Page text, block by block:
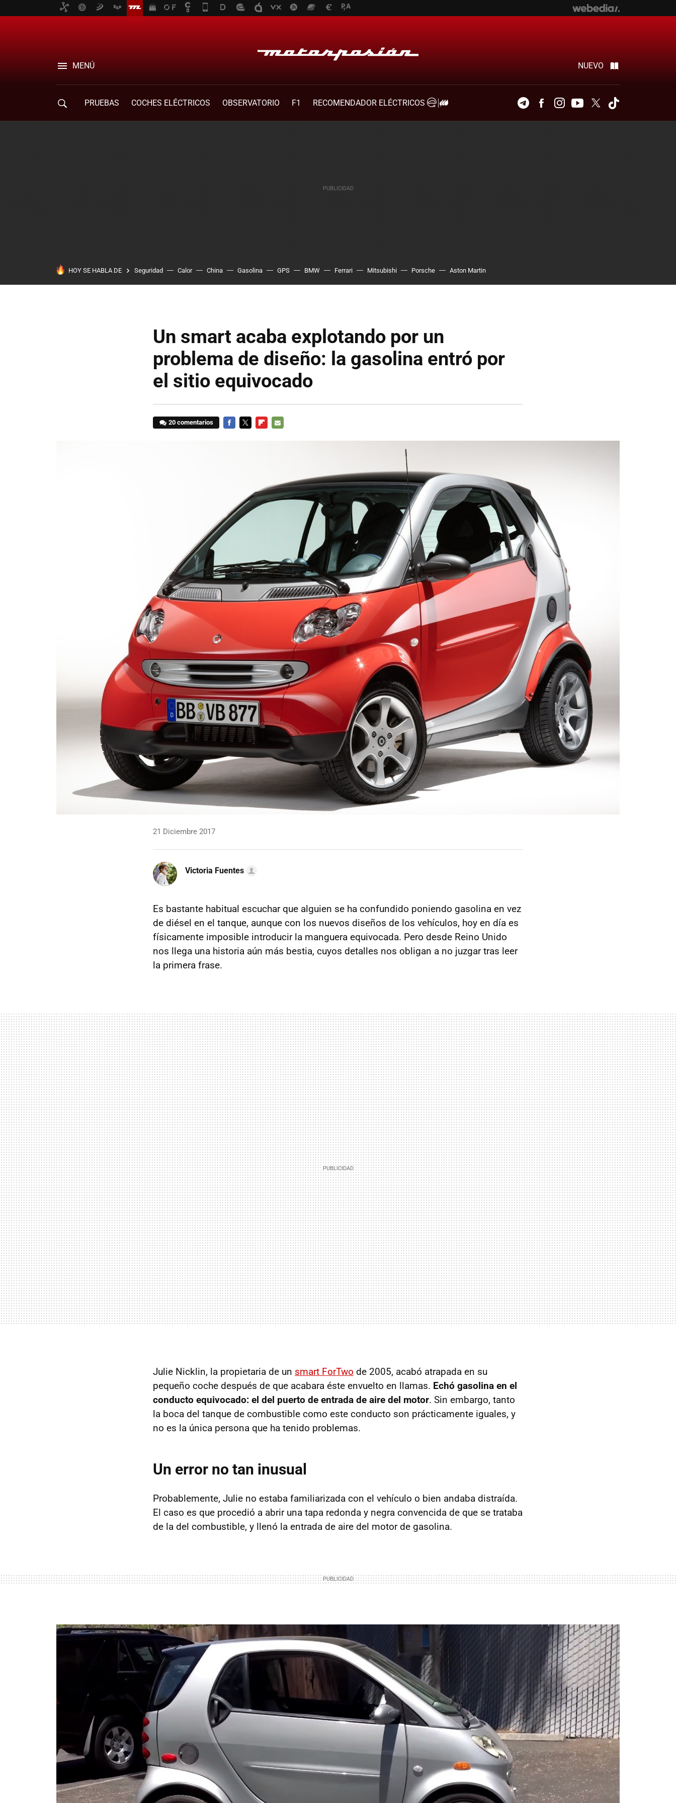
MENÚ NUEVO
PRUEBAS COCHES ELÉCTRICOS OBSERVATORIO F1
RECOMENDADOR ELÉCTRICOS
TelegramFacebookInstagramYoutubeTwitter
HOY SE HABLA DE Seguridad Calor China Gasolina GPS BMW Ferrari Mitsubishi Porsche Aston Martin
Un smart acaba explotando por un
problema de diseño: la gasolina entró por
el sitio equivocado
20 comentarios
21 Diciembre 2017
Victoria Fuentes
Es bastante habitual escuchar que alguien se ha confundido poniendo gasolina en vez
de diésel en el tanque, aunque con los nuevos diseños de los vehículos, hoy en día es
físicamente imposible introducir la manguera equivocada. Pero desde Reino Unido
nos llega una historia aún más bestia, cuyos detalles nos obligan a no juzgar tras leer
la primera frase.
Julie Nicklin, la propietaria de un smart ForTwo de 2005, acabó atrapada en su
pequeño coche después de que acabara éste envuelto en llamas. Echó gasolina en el
conducto equivocado: el del puerto de entrada de aire del motor. Sin embargo, tanto
la boca del tanque de combustible como este conducto son prácticamente iguales, y
no es la única persona que ha tenido problemas.
Un error no tan inusual
Probablemente, Julie no estaba familiarizada con el vehículo o bien andaba distraída.
El caso es que procedió a abrir una tapa redonda y negra convencida de que se trataba
de la del combustible, y llenó la entrada de aire del motor de gasolina.